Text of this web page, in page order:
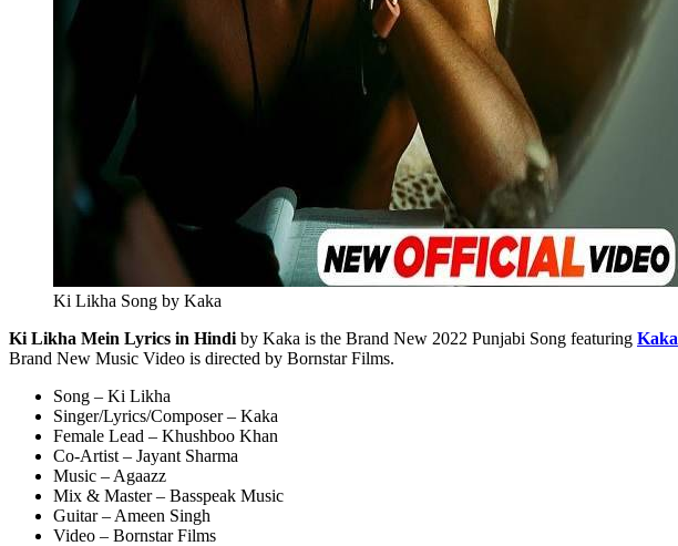
Ki Likha Song by Kaka
Ki Likha Mein Lyrics in Hindi by Kaka is the Brand New 2022 Punjabi Song featuring Kaka
Brand New Music Video is directed by Bornstar Films.
Song – Ki Likha
Singer/Lyrics/Composer – Kaka
Female Lead – Khushboo Khan
Co-Artist – Jayant Sharma
Music – Agaazz
Mix & Master – Basspeak Music
Guitar – Ameen Singh
Video – Bornstar Films